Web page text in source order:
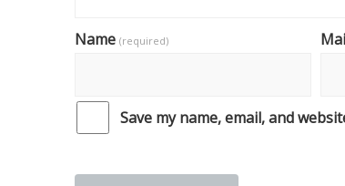
Name (required)
Save my name, email, and